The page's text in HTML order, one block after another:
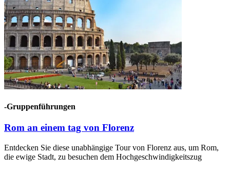
-Gruppenführungen
Rom an einem tag von Florenz
Entdecken Sie diese unabhängige Tour von Florenz aus, um Rom,
die ewige Stadt, zu besuchen dem Hochgeschwindigkeitszug